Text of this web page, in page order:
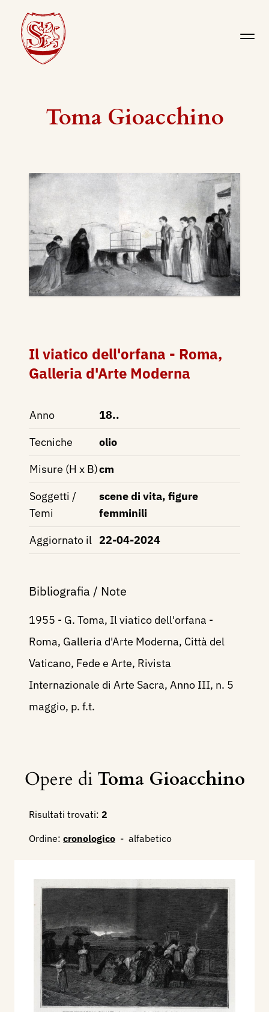
Toma Gioacchino
Il viatico dell'orfana - Roma,
Galleria d'Arte Moderna
Anno
18..
Tecniche
olio
Misure (H x B)cm
Soggetti /
Temi
scene di vita, figure
femminili
Aggiornato il
22-04-2024
Bibliografia / Note
1955 - G. Toma, Il viatico dell'orfana -
Roma, Galleria d'Arte Moderna, Città del
Vaticano, Fede e Arte, Rivista
Internazionale di Arte Sacra, Anno III, n. 5
maggio, p. f.t.
Opere di Toma Gioacchino
Risultati trovati: 2
Ordine: cronologico - alfabetico